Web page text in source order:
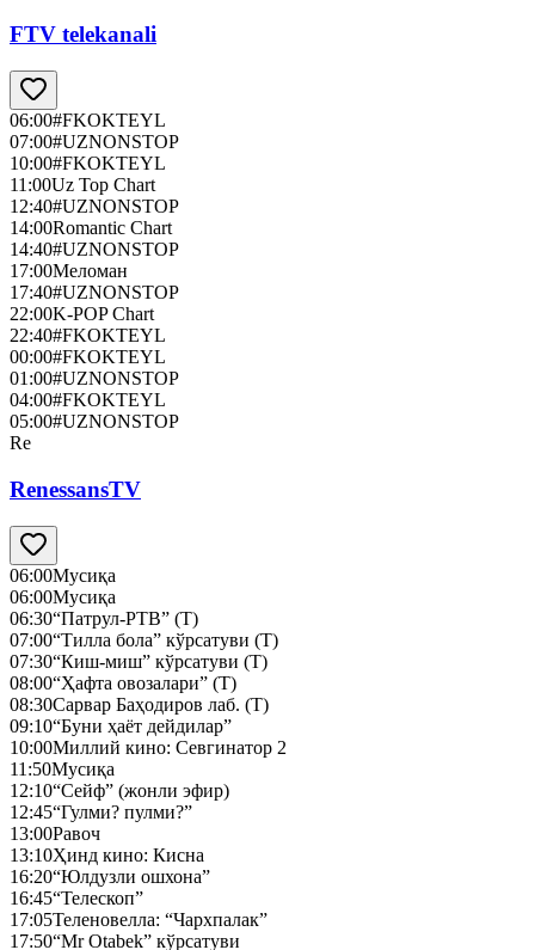
FTV telekanali
06:00#FKOKTEYL
07:00#UZNONSTOP
10:00#FKOKTEYL
11:00Uz Top Chart
12:40#UZNONSTOP
14:00Romantic Chart
14:40#UZNONSTOP
17:00Меломан
17:40#UZNONSTOP
22:00K-POP Chart
22:40#FKOKTEYL
00:00#FKOKTEYL
01:00#UZNONSTOP
04:00#FKOKTEYL
05:00#UZNONSTOP
Re
RenessansTV
06:00Мусиқа
06:00Мусиқа
06:30“Патрул-РТВ” (Т)
07:00“Тилла бола” кўрсатуви (Т)
07:30“Киш-миш” кўрсатуви (Т)
08:00“Ҳафта овозалари” (Т)
08:30Сарвар Баҳодиров лаб. (Т)
09:10“Буни ҳаёт дейдилар”
10:00Миллий кино: Севгинатор 2
11:50Мусиқа
12:10“Сейф” (жонли эфир)
12:45“Гулми? пулми?”
13:00Равоч
13:10Ҳинд кино: Кисна
16:20“Юлдузли ошхона”
16:45“Телескоп”
17:05Теленовелла: “Чархпалак”
17:50“Mr Otabek” кўрсатуви